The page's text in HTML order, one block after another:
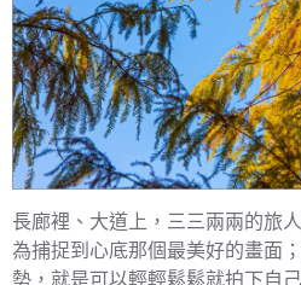
長廊裡、大道上，三三兩兩的旅
為捕捉到心底那個最美好的畫面
勢，就是可以輕輕鬆鬆就拍下自